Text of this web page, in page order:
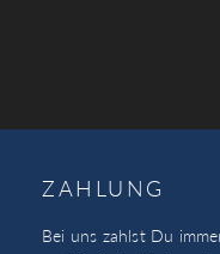
ZAHLUNG
Bei uns zahlst Du